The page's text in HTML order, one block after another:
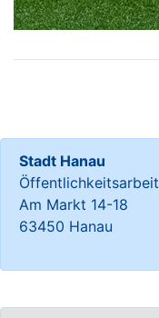
Stadt Hanau
Öffentlichkeitsarbeit
Am Markt 14-18
63450 Hanau